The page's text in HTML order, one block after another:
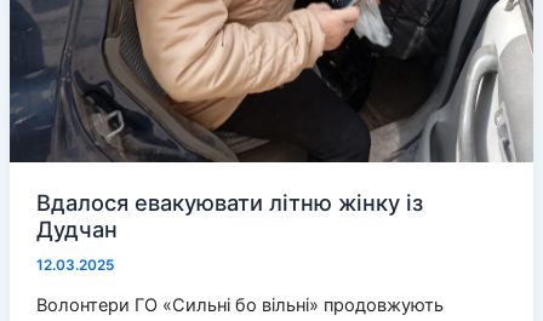
Вдалося евакуювати літню жінку із
Дудчан
12.03.2025
Волонтери ГО «Сильні бо вільні» продовжують